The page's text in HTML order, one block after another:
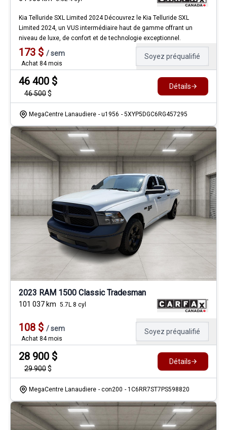
Kia Telluride SXL Limited 2024 Découvrez le Kia Telluride SXL
Limited 2024, un VUS intermédiaire haut de gamme offrant un
niveau de luxe, de confort et de technologie exceptionnel.
173 $ /sem
Achat 84 mois
Soyez préqualifié
46 400 $
46 500$
Détails
MegaCentre Lanaudiere - u1956 - 5XYP5DGC6RG457295
2023 RAM 1500 Classic Tradesman
101 037 km 5.7L 8 cyl
108 $ /sem
Achat 84 mois
Soyez préqualifié
28 900 $
29 900$
Détails
MegaCentre Lanaudiere - con200 - 1C6RR7ST7PS598820